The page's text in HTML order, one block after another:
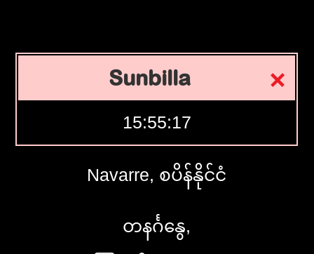
Sunbilla
15:55:18
Navarre, စပိန်နိုင်ငံ
တနင်္ဂနွေ,